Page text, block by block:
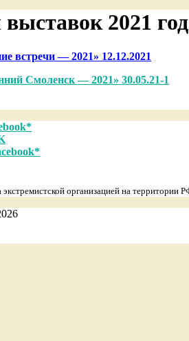
2021
встречи — 2021» 12.12.2021
Смоленск — 2021» 30.05.21-1
организацией на территории